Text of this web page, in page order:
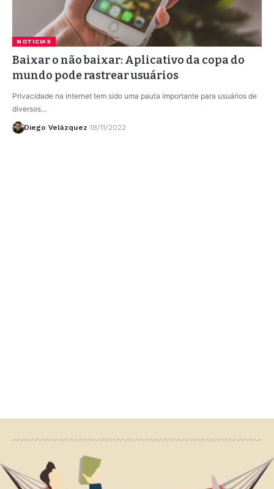
NOTICIAS
Baixar o não baixar: Aplicativo da copa do
mundo pode rastrear usuários
Privacidade na internet tem sido uma pauta importante para usuários de
diversos…
Diego Velázquez 18/11/2022